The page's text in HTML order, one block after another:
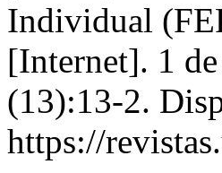
Individual
[Internet]. 1
(13):13-2.
https://